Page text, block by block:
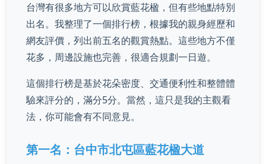
台灣有很多地方可以欣賞藍花楹，但有些地點特別
出名。我整理了一個排行榜，根據我的親身經歷和
網友評價，列出前五名的觀賞熱點。這些地方不僅
花多，周邊設施也完善，很適合規劃一日遊。
這個排行榜是基於花朵密度、交通便利性和整體體
驗來評分的，滿分5分。當然，這只是我的主觀看
法，你可能會有不同意見。
第一名：台中市北屯區藍花楹大道